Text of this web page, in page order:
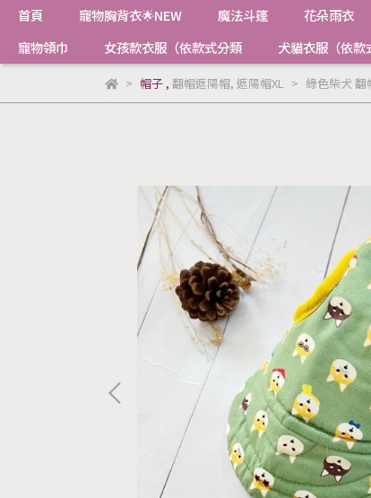
首頁 寵物胸背衣🌟NEW 魔法斗篷 花朵雨衣
寵物領巾
女孩款衣服（依款式分類 犬貓衣服（依款
帽子, 翻帽遮陽帽, 遮陽帽XL 綠色柴犬 翻